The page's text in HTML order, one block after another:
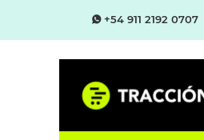
+54 911 2192 0707